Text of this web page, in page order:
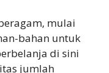
mulai
bahan untuk
di sini
jumlah